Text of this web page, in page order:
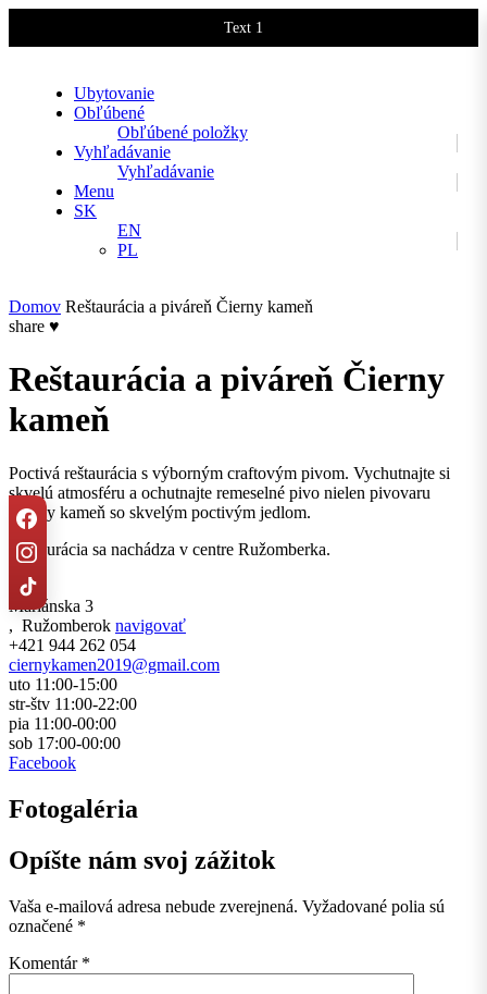
Text 1
Ubytovanie
Obľúbené
Obľúbené položky
Vyhľadávanie
Vyhľadávanie
Menu
SK
EN
PL
Domov Reštaurácia a piváreň Čierny kameň
share ♥
Reštaurácia a piváreň Čierny
kameň
Poctivá reštaurácia s výborným craftovým pivom. Vychutnajte si
skvelú atmosféru a ochutnajte remeselné pivo nielen pivovaru
Čierny kameň so skvelým poctivým jedlom.
Reštaurácia sa nachádza v centre Ružomberka.
Mariánska 3
, Ružomberok navigovať
+421 944 262 054
ciernykamen2019@gmail.com
uto 11:00-15:00
str-štv 11:00-22:00
pia 11:00-00:00
sob 17:00-00:00
Facebook
Fotogaléria
Opíšte nám svoj zážitok
Vaša e-mailová adresa nebude zverejnená. Vyžadované polia sú
označené *
Komentár *